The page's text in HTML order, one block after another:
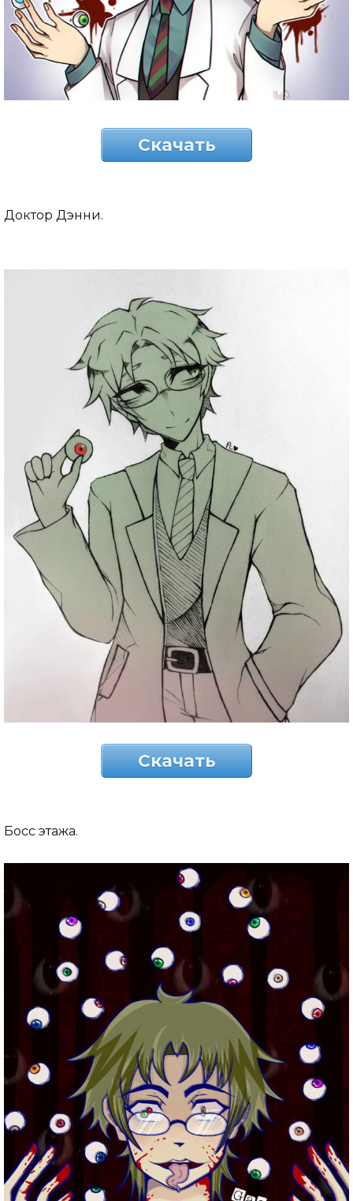
Скачать
Доктор Дэнни.
Скачать
Босс этажа.